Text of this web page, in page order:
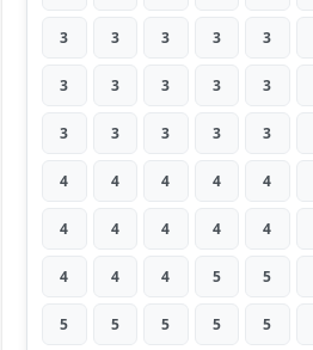
3 3 3 3 3
3 3 3 3 3
3 3 3 3 3
4 4 4 4 4
4 4 4 4 4
4 4 4 5 5
5 5 5 5 5